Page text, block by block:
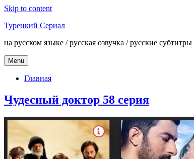
Skip to content
Турецкий Сериал
на русском языке / русская озвучка / русские субтитры
Menu
Главная
Чудесный доктор 58 серия